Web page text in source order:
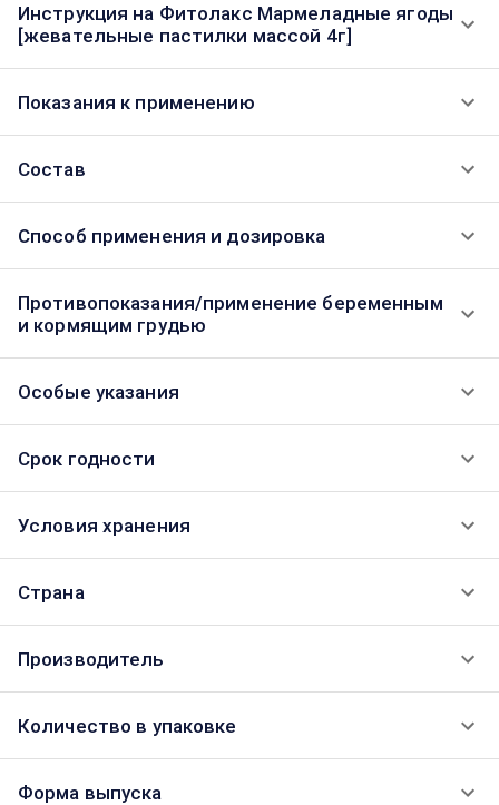
Инструкция на Фитолакс Мармеладные ягоды
[жевательные пастилки массой 4г]
Показания к применению
Состав
Способ применения и дозировка
Противопоказания/применение беременным
и кормящим грудью
Особые указания
Срок годности
Условия хранения
Страна
Производитель
Количество в упаковке
Форма выпуска